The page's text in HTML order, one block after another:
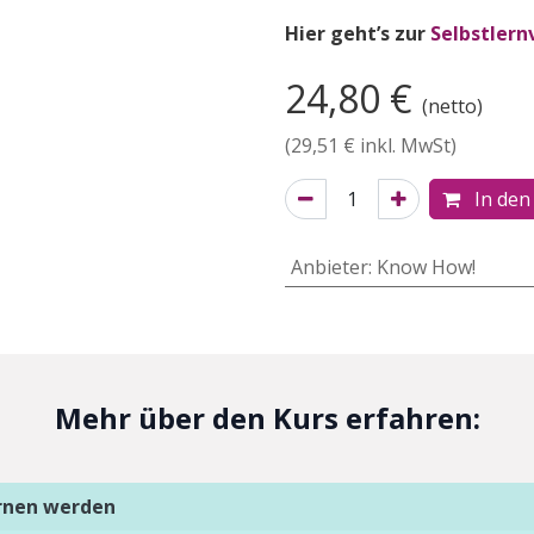
Hier geht’s zur
24,80 € (netto)
(29,51 € inkl. MwSt)
In
Anbieter: Know How!
Mehr über den Kurs erfahren:
werden